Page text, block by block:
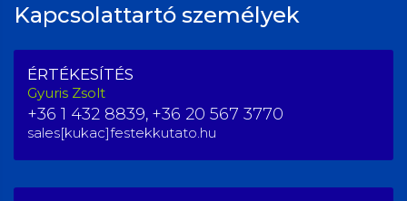
Kapcsolattartó személyek
ÉRTÉKESÍTÉS
Gyuris Zsolt
+36 1 432 8839, +36 20 567 3770
sales[kukac]festekkutato.hu